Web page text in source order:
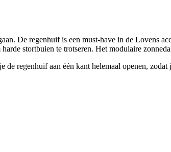
De regenhuif is een must-have in de Lovens
stortbuien te trotseren. Het modulaire
regenhuif aan één kant helemaal openen,